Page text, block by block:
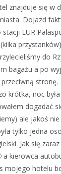
znajduje się w
Dojazd
EUR
do
bagażu a po
stronę.
krótka, noc
dogadać
ale jakoś
tylko jedna
Jak się
kierowca
mojego hotelu